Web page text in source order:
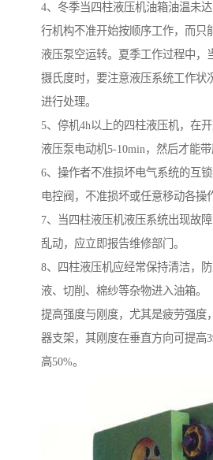
4、冬季当四柱液压机油箱油温未
行机构不准开始按顺序工作，而只
液压泵空运转。夏季工作过程中，
摄氏度时，要注意液压系统工作状
进行处理。
5、停机4h以上的四柱液压机，在
液压泵电动机5-10min，然后才能带
6、操作者不准损坏电气系统的互
电控阀，不准损坏或任意移动各操
7、当四柱液压机液压系统出现故
乱动，应立即报告维修部门。
8、四柱液压机应经常保持清洁，
液、切削、棉纱等杂物进入油箱。
提高强度与刚度，尤其是疲劳强度
器支架，其刚度在垂直方向可提高
高50%。